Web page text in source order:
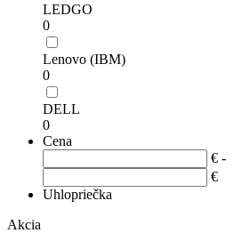
LEDGO
0
Lenovo (IBM)
0
DELL
0
Cena
€ -
€
Uhlopriečka
Akcia